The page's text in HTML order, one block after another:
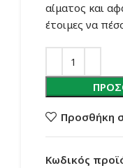
αίματος και
έτοιμες να
Προσθήκη
Κωδικός